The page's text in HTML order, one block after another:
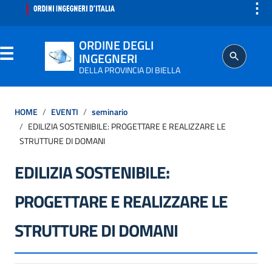
⋮
ORDINE DEGLI
INGEGNERI
DELLA PROVINCIA DI BIELLA
SEGRETERIA
ISCRITTO
PROFESSIONE
AGGIORNAMENTO PROFESSIONALE
HOME EVENTI
seminario
EDILIZIA SOSTENIBILE: PROGETTARE E REALIZZARE LE
STRUTTURE DI DOMANI
EDILIZIA SOSTENIBILE:
PROGETTARE E REALIZZARE LE
STRUTTURE DI DOMANI